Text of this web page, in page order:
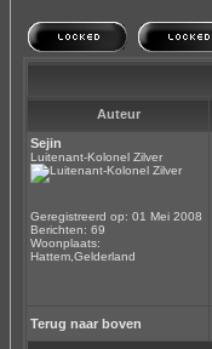
Auteur
Sejin
Luitenant-Kolonel Zilver
Geregistreerd op: 01 Mei 2008
Berichten: 69
Woonplaats:
Hattem,Gelderland
Terug naar boven